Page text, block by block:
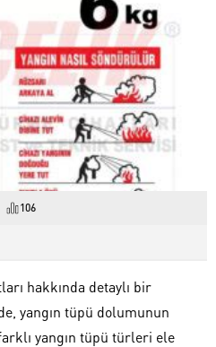
106
hakkında detaylı bir
yangın tüpü dolumunun
yangın tüpü türleri ele